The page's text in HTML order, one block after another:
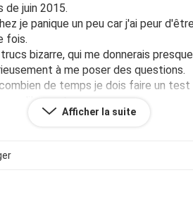
de juin 2015.
je panique un peu car j'ai peur
fois.
bizarre, qui me donnerais
à me poser des questions.
de temps je dois faire un test
qu'il en est.
Afficher la suite